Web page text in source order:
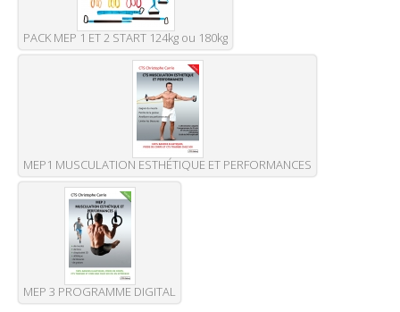
PACK MEP 1 ET 2 START 124kg ou 180kg
MEP1 MUSCULATION ESTHÉTIQUE ET PERFORMANCES
MEP 3 PROGRAMME DIGITAL